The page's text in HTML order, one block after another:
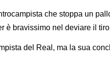
che stoppa un
è bravissimo nel deviare il
del Real, ma la sua